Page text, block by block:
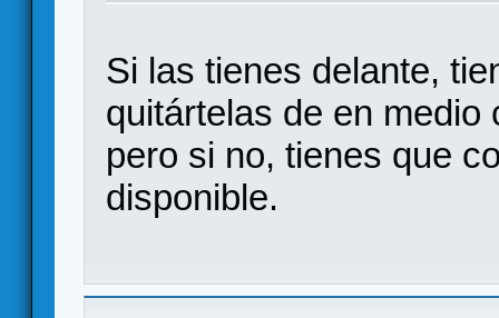
Si las tienes delante,
quitártelas de en medio
pero si no, tienes que
disponible.